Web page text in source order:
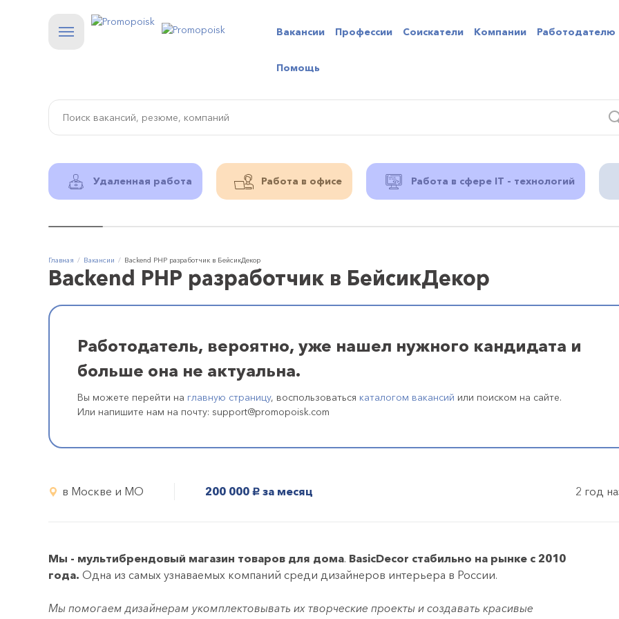
Вакансии Профессии Соискатели Компании Работодателю
Помощь
Удаленная работа Работа в офисе Работа в сфере IT - технологий
Главная Вакансии Backend PHP разработчик в БейсикДекор
Backend PHP разработчик в БейсикДекор
Работодатель, вероятно, уже нашел нужного кандидата и
больше она не актуальна.
Вы можете перейти на главную страницу, воспользоваться каталогом вакансий или поиском на сайте.
Или напишите нам на почту: support@promopoisk.com
в Москве и МО 200 000 руб. за месяц 2 год
Мы - мультибрендовый магазин товаров для дома. BasicDecor стабильно на рынке с 2010
года. Одна из самых узнаваемых компаний среди дизайнеров интерьера в России.
Мы помогаем дизайнерам укомплектовывать их творческие проекты и создавать красивые